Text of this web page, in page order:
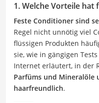
1. Welche Vorteile hat
Feste Conditioner sind
Regel nicht unnötig viel
flüssigen Produkten
sie, wie in gängigen
Internet erläutert, in der
Parfüms und Mineralöle
haarfreundlich.